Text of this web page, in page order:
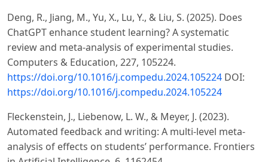
Deng, R., Jiang, M., Yu, X., Lu, Y., & Liu, S. (2025). Does
ChatGPT enhance student learning? A systematic
review and meta-analysis of experimental studies.
Computers & Education, 227, 105224.
https://doi.org/10.1016/j.compedu.2024.105224 DOI:
https://doi.org/10.1016/j.compedu.2024.105224
Fleckenstein, J., Liebenow, L. W., & Meyer, J. (2023).
Automated feedback and writing: A multi-level meta-
analysis of effects on students’ performance. Frontiers